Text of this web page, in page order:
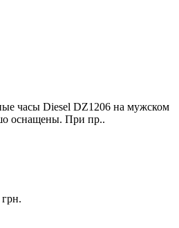
часы Diesel DZ1206 на мужском
оснащены. При пр..